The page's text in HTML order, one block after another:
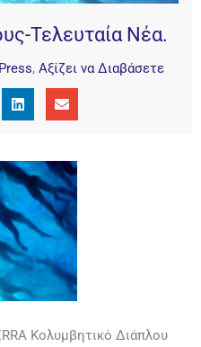
Τελευταία Νέα.
Press, Αξίζει να Διαβάσετε
Κολυμβητικό Διάπλου